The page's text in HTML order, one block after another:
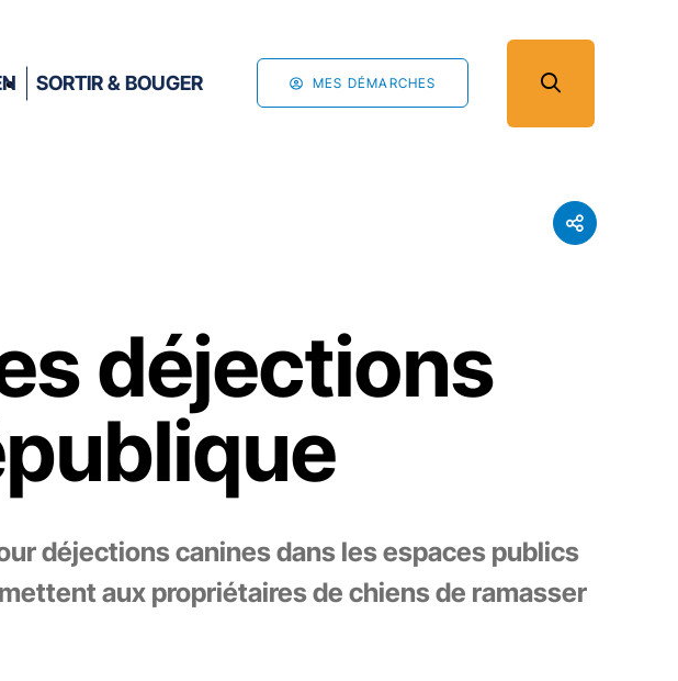
SORTIR & BOUGER MES DÉMARCHES
déjections
déjections canines dans les espaces publics
aux propriétaires de chiens de ramasser